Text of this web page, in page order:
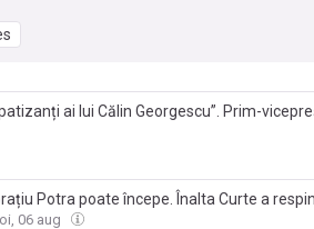
ai lui Călin Georgescu”. Prim-
suveranist şi cere anticipate
Potra poate începe. Înalta Curte a
06 aug